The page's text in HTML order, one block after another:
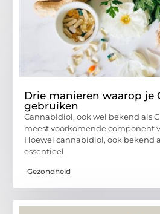
Drie manieren waarop je
gebruiken
Cannabidiol, ook wel bekend als
meest voorkomende component
Hoewel cannabidiol, ook bekend
essentieel
Gezondheid